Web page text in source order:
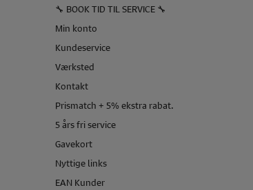
🔧 BOOK TID TIL SERVICE 🔧
Min konto
Kundeservice
Værksted
Kontakt
Prismatch + 5% ekstra rabat.
5 års fri service
Gavekort
Nyttige links
EAN Kunder